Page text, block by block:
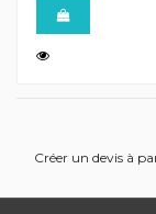
Créer un devis à